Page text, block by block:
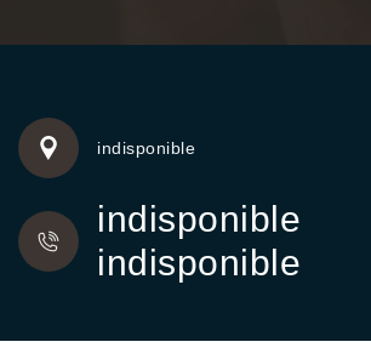
indisponible
indisponible
indisponible